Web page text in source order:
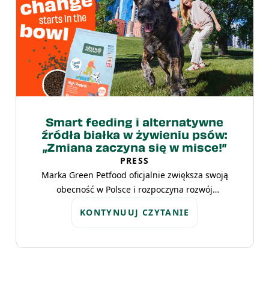
barwników, aromatów i konserwantów.
Smart feeding i alternatywne
źródła białka w żywieniu psów:
„Zmiana zaczyna się w misce!”
PRESS
Marka Green Petfood oficjalnie zwiększa swoją
obecność w Polsce i rozpoczyna rozwój
działalności na tym rynku. W jej ofercie znajdują
się kompletne karmy dla psów oparte na
owadów czy składniki roślinne. To odpowiedź na
KONTYNUUJ CZYTANIE